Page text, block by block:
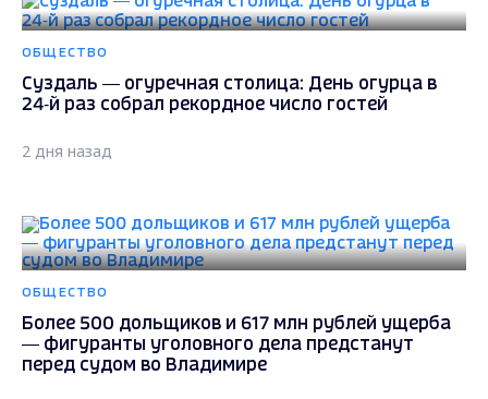
ОБЩЕСТВО
Суздаль — огуречная столица: День огурца в
24‑й раз собрал рекордное число гостей
2 дня назад
ОБЩЕСТВО
Более 500 дольщиков и 617 млн рублей ущерба
— фигуранты уголовного дела предстанут
перед судом во Владимире